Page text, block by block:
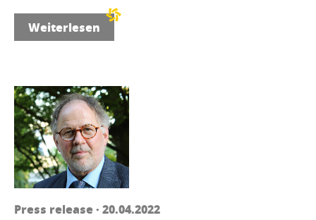
Weiterlesen
Press release · 20.04.2022